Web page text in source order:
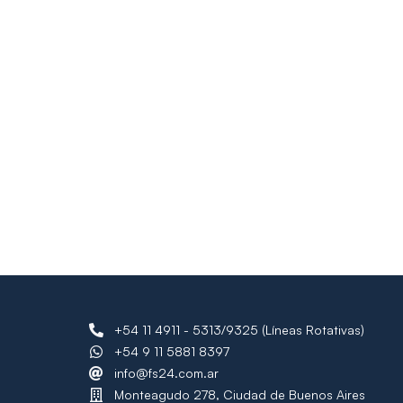
+54 11 4911 - 5313/9325 (Líneas Rotativas)
+54 9 11 5881 8397
info@fs24.com.ar
Monteagudo 278, Ciudad de Buenos Aires